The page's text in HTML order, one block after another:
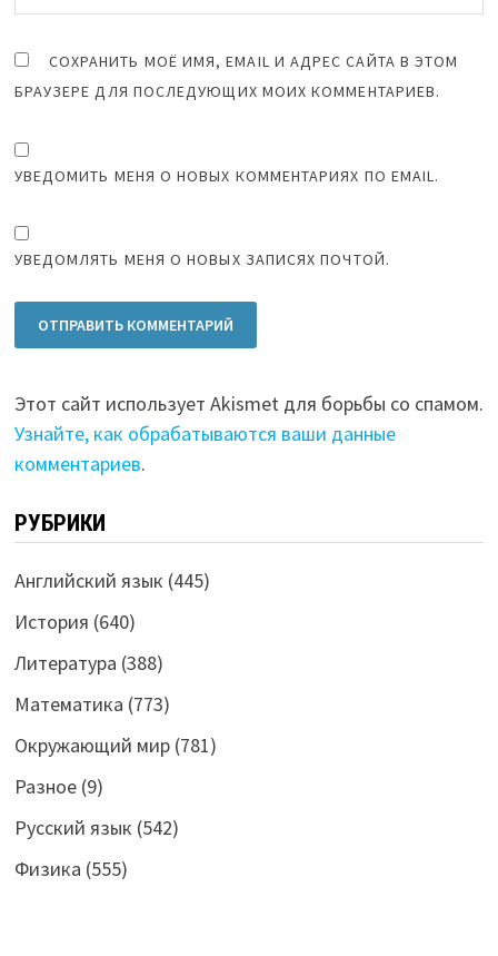
СОХРАНИТЬ МОЁ ИМЯ, EMAIL И АДРЕС САЙТА В ЭТОМ
БРАУЗЕРЕ ДЛЯ ПОСЛЕДУЮЩИХ МОИХ КОММЕНТАРИЕВ.
УВЕДОМИТЬ МЕНЯ О НОВЫХ КОММЕНТАРИЯХ ПО EMAIL.
УВЕДОМЛЯТЬ МЕНЯ О НОВЫХ ЗАПИСЯХ ПОЧТОЙ.
Этот сайт использует Akismet для борьбы со спамом.
Узнайте, как обрабатываются ваши данные
комментариев.
РУБРИКИ
Английский язык (445)
История (640)
Литература (388)
Математика (773)
Окружающий мир(781)
Разное(9)
Русский язык (542)
Физика (555)